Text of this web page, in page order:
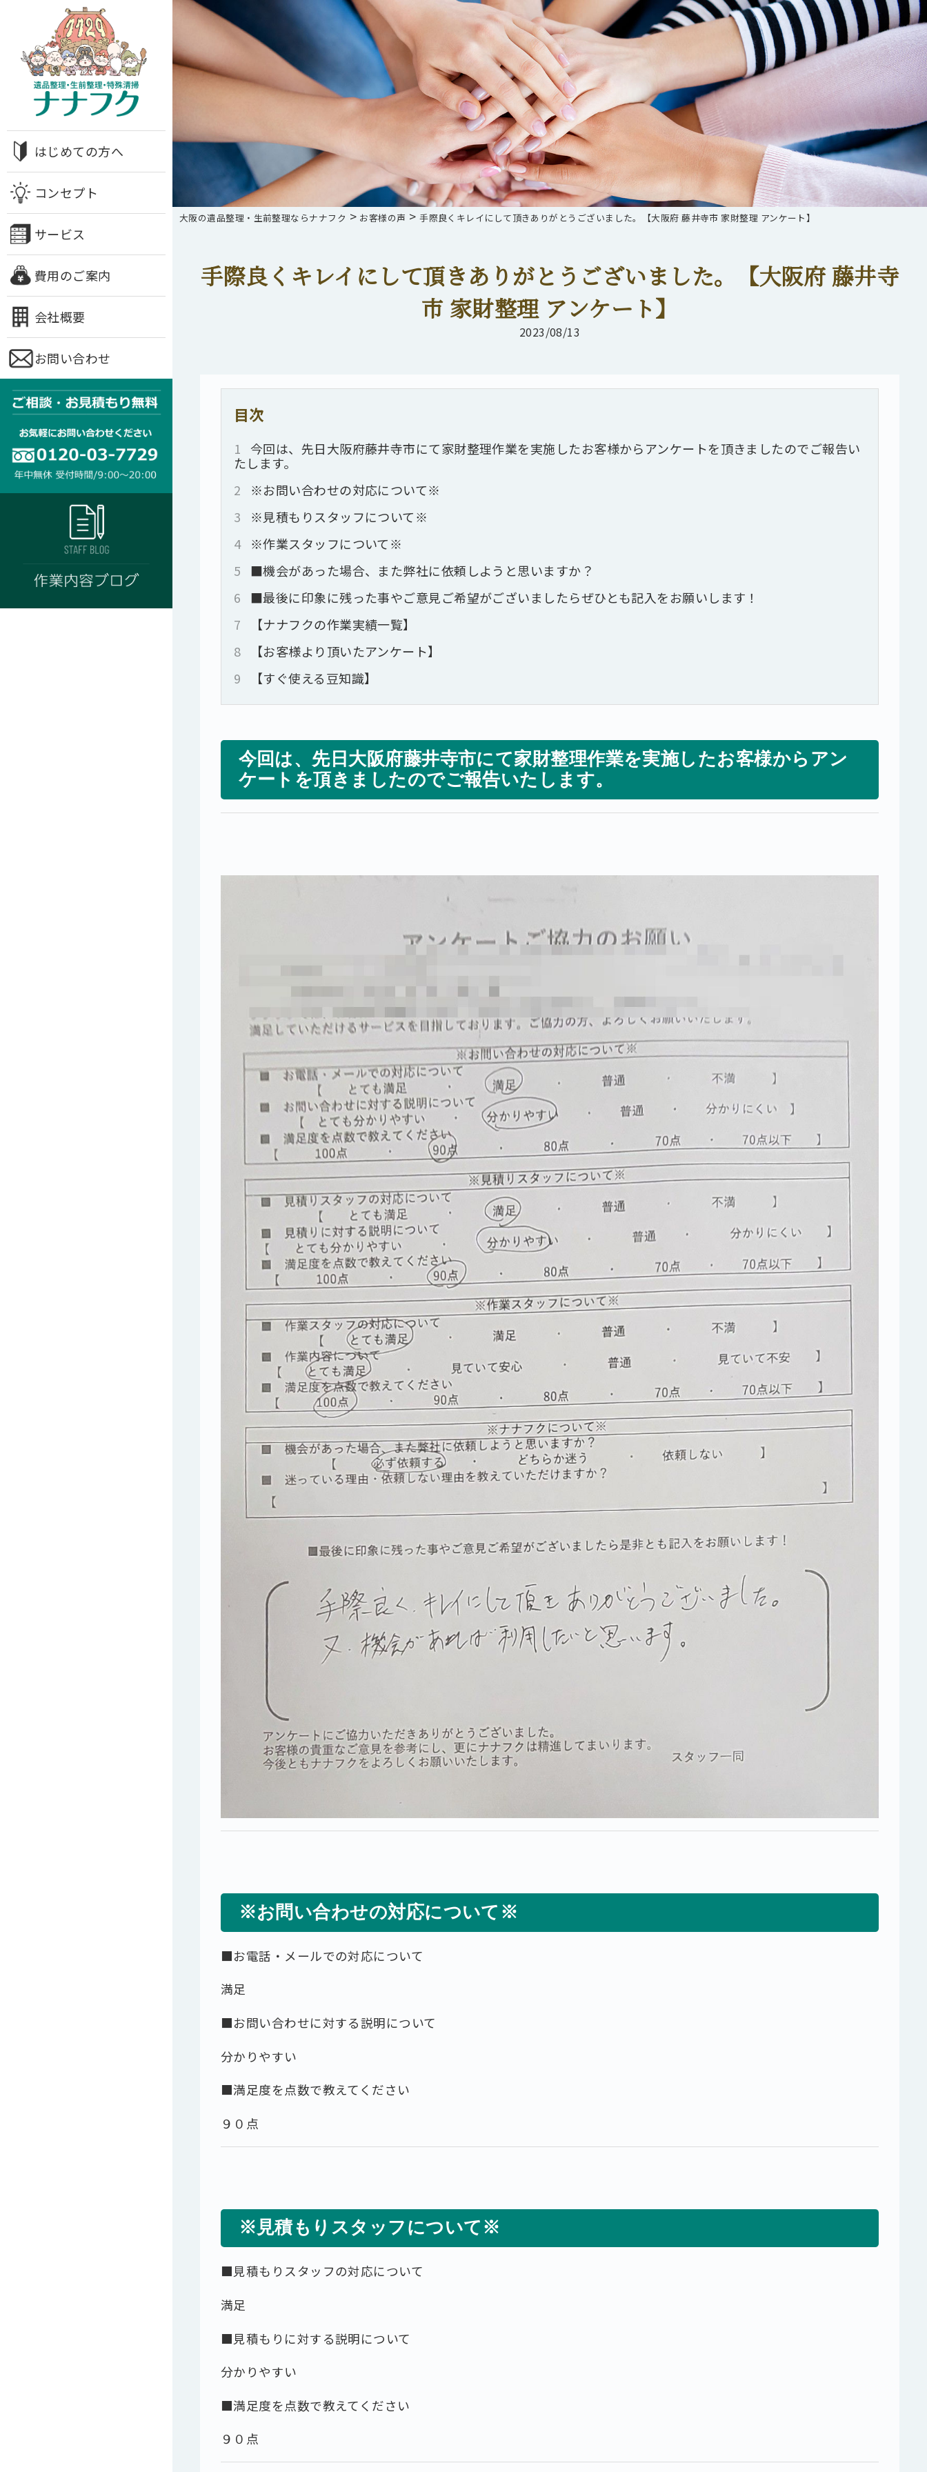
はじめての方へ
コンセプト
サービス
費用のご案内
会社概要
お問い合わせ
大阪の遺品整理・生前整理ならナナフク > お客様の声 >手際良くキレイにして頂きありがとうございました。【大阪府 藤井寺市 家財整理 アンケート】
手際良くキレイにして頂きありがとうございました。【大阪府 藤井寺
市 家財整理 アンケート】
2023/08/13
目次
1
今回は、先日大阪府藤井寺市にて家財整理作業を実施したお客様からアンケートを頂きましたのでご報告い
たします。
2
※お問い合わせの対応について※
3
※見積もりスタッフについて※
4 ※作業スタッフについて※
5
■機会があった場合、また弊社に依頼しようと思いますか？
6
■最後に印象に残った事やご意見ご希望がございましたらぜひとも記入をお願いします！
7
【ナナフクの作業実績一覧】
8
【お客様より頂いたアンケート】
9
【すぐ使える豆知識】
今回は、先日大阪府藤井寺市にて家財整理作業を実施したお客様からアン
ケートを頂きましたのでご報告いたします。
※お問い合わせの対応について※
■お電話・メールでの対応について
満足
■お問い合わせに対する説明について
分かりやすい
■満足度を点数で教えてください
９０点
※見積もりスタッフについて※
■見積もりスタッフの対応について
満足
■見積もりに対する説明について
分かりやすい
■満足度を点数で教えてください
９０点